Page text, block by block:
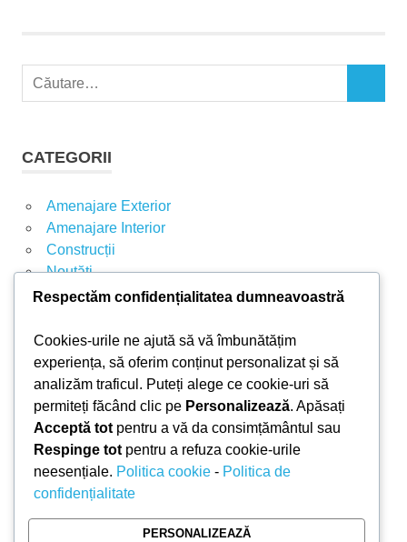
vs soba
doni
electrica
ă
u
p
ă
:
CATEGORII
Amenajare Exterior
Amenajare Interior
Construcții
Noutăți
ARTICOLE RECENTE
Parchet laminat sau SPC? Diferențele care
contează
Materiale pentru zidărie – avantajele fiecărei soluții
și când se folosesc
Ghid practic pentru alegerea vopselei lavabile
pentru fiecare încăpere
Produse indispensabile pentru lucrările de
Respectăm confidențialitatea dumneavoastră
Cookies-urile ne ajută să vă îmbunătățim
experiența, să oferim conținut personalizat și să
analizăm traficul. Puteți alege ce cookie-uri să
permiteți făcând clic pe Personalizează. Apăsați
Acceptă tot pentru a vă da consimțământul sau
Respinge tot pentru a refuza cookie-urile
neesențiale. Politica cookie - Politica de
confidențialitate
PERSONALIZEAZĂ